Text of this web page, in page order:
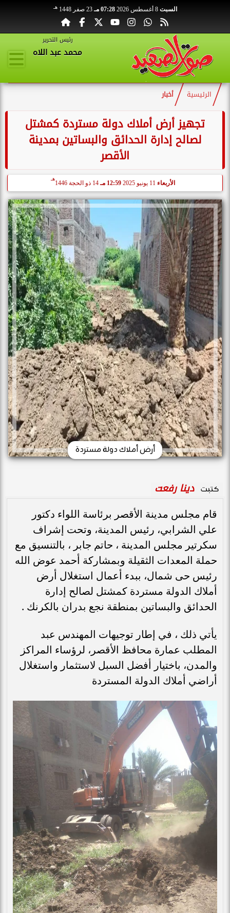
السبت 8 أغسطس 2026 07:28 مـ 23 صفر 1448 هـ
رئيس التحرير
محمد عبد اللاه
الرئيسية أخبار
تجهيز أرض أملاك دولة مستردة كمشتل
لصالح إدارة الحدائق والبساتين بمدينة
الأقصر
الأربعاء 12:59 مـ 14 ذو الحجة 1446
هـ
أرض أملاك دولة مستردة
كتبت دينا رفعت
قام مجلس مدينة الأقصر برئاسة اللواء دكتور
علي الشرابي، رئيس المدينة، وتحت إشراف
سكرتير مجلس المدينة ، حاتم جابر ، بالتنسيق مع
حملة المعدات الثقيلة وبمشاركة أحمد عوض الله
رئيس حى شمال، ببدء أعمال استغلال أرض
أملاك الدولة مستردة كمشتل لصالح إدارة
الحدائق والبساتين بمنطقة نجع بدران بالكرنك .
يأتي ذلك ، في إطار توجيهات المهندس عبد
المطلب عمارة محافظ الأقصر، لرؤساء المراكز
والمدن، باختيار أفضل السبل لاستثمار واستغلال
أراضي أملاك الدولة المستردة